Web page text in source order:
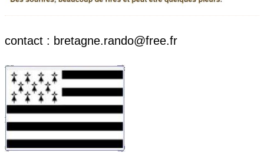
contact : bretagne.rando@free.fr